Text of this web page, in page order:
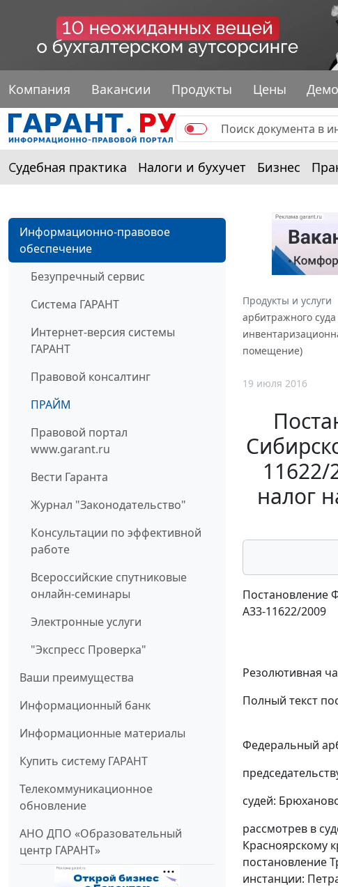
Компания Вакансии Продукты Цены Демо
Судебная практика Налоги и бухучет Бизнес
Информационно-правовое
обеспечение
Безупречный сервис
Система ГАРАНТ
Интернет-версия системы
ГАРАНТ
Правовой консалтинг
ПРАЙМ
Правовой портал
www.garant.ru
Вести Гаранта
Журнал "Законодательство"
Консультации по эффективной
работе
Всероссийские спутниковые
онлайн-семинары
Электронные услуги
"Экспресс Проверка"
Ваши преимущества
Информационный банк
Информационные материалы
Купить систему ГАРАНТ
Телекоммуникационное
обновление
АНО ДПО «Образовательный
центр ГАРАНТ»
Продукты и услуги
арбитражного
помещение)
19 июля 2016
налог
Постановление
А33-11622/2009
Резолютивная
Полный текст
Федеральный
судей:
рассмотрев в
Красноярскому
постановление
инстанции: